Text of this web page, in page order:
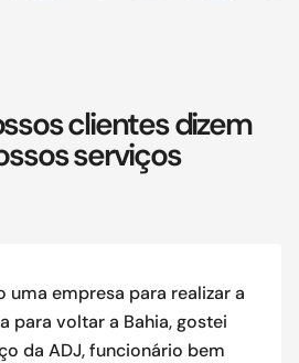
clientes dizem
serviços
uma empresa para realizar a
para voltar a Bahia, gostei
da ADJ, funcionário bem